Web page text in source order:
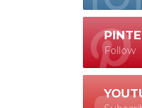
Follow